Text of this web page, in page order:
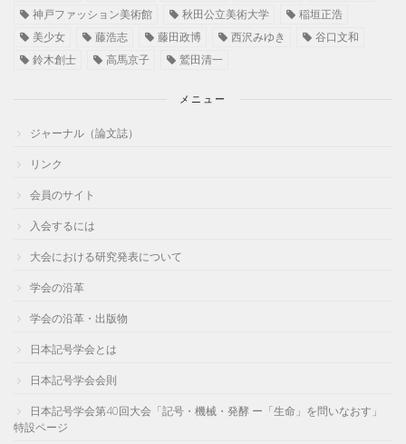
神戸ファッション美術館
秋田公立美術大学
稲垣正浩
美少女
藤浩志 藤田政博 西沢みゆき
谷口文和
鈴木創士
高馬京子 鷲田清一
メニュー
ジャーナル（論文誌）
リンク
会員のサイト
入会するには
大会における研究発表について
学会の沿革
学会の沿革・出版物
日本記号学会とは
日本記号学会会則
日本記号学会第40回大会「記号・機械・発酵 ー「生命」を問いなおす」
特設ページ